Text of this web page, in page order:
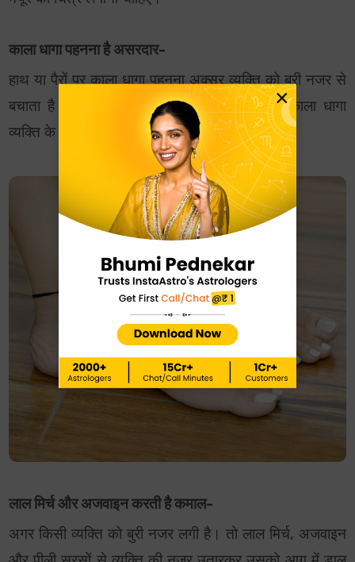
काला धागा पहनना है असरदार-
हाथ या पैरों पर काला धागा पहनना अक्सर व्यक्ति को बुरी नजर से
बचाता है। हिंदू मान्यताओं में ऐसा माना जाता है कि काला धागा
व्यक्ति के पास से नकारात्मक ऊर्जा को दूर भगाता है।
लाल मिर्च और अजवाइन करती है कमाल-
अगर किसी व्यक्ति को बुरी नजर लगी है। तो लाल मिर्च, अजवाइन
×